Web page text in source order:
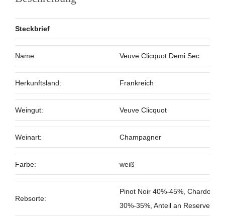
Steckbrief
Name: Veuve Clicquot Demi Sec
Herkunftsland: Frankreich
Weingut: Veuve Clicquot
Weinart: Champagner
Farbe: weiß
Rebsorte:
Pinot Noir 40%-45%,
30%-35%, Anteil an